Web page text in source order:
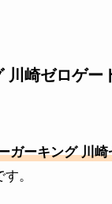
川崎ゼロゲー
ガーキング 川
。